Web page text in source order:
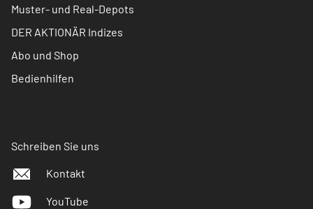
Muster- und Real-Depots
DER AKTIONÄR Indizes
Abo und Shop
Bedienhilfen
Schreiben Sie uns
Kontakt
YouTube